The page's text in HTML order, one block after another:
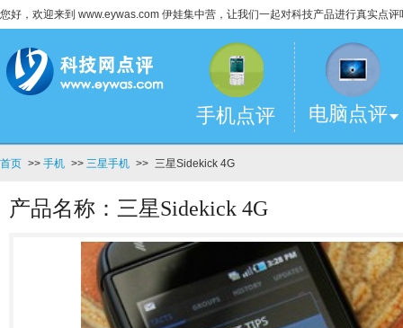
您好，欢迎来到 www.eywas.com 伊娃集中营，让我们一起对科技产品进行真实点评
手机点评 电脑点评
首页 >> 手机 >> 三星手机 >> 三星Sidekick 4G
产品名称：三星Sidekick 4G